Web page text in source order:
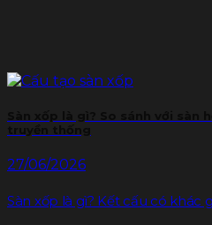
27/06/2026
Sàn xốp là gì? Kết cấu có khác